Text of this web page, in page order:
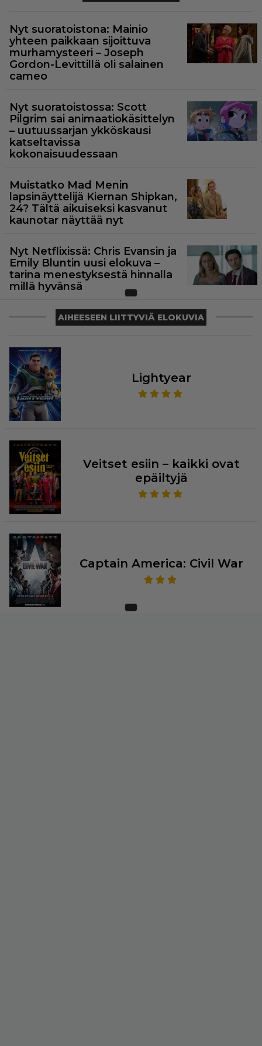
Nyt suoratoistona: Mainio
yhteen paikkaan sijoittuva
murhamysteeri – Joseph
Gordon-Levittillä oli salainen
cameo
Nyt suoratoistossa: Scott
Pilgrim sai animaatiokäsittelyn
– uutuussarjan ykköskausi
katseltavissa
kokonaisuudessaan
Muistatko Mad Menin
lapsinäyttelijä Kiernan Shipkan,
24? Tältä aikuiseksi kasvanut
kaunotar näyttää nyt
Nyt Netflixissä: Chris Evansin ja
Emily Bluntin uusi elokuva –
tarina menestyksestä hinnalla
millä hyvänsä
AIHEESEEN LIITTYVIÄ ELOKUVIA
Lightyear
Veitset esiin – kaikki ovat
epäiltyjä
Captain America: Civil War